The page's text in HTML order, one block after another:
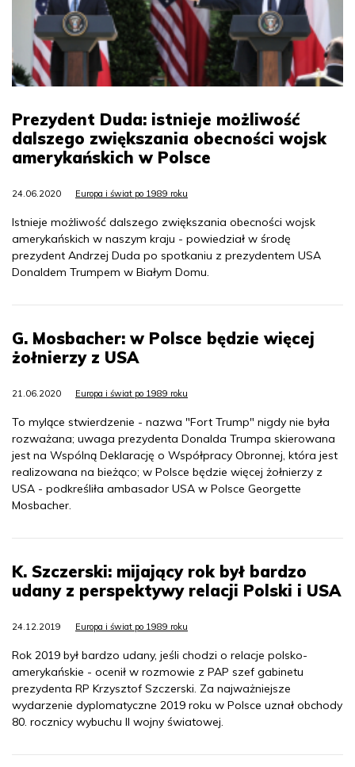
Prezydent Duda: istnieje możliwość
dalszego zwiększania obecności wojsk
amerykańskich w Polsce
24.06.2020 Europa i świat po 1989 roku
Istnieje możliwość dalszego zwiększania obecności wojsk
amerykańskich w naszym kraju - powiedział w środę
prezydent Andrzej Duda po spotkaniu z prezydentem USA
Donaldem Trumpem w Białym Domu.
G. Mosbacher: w Polsce będzie więcej
żołnierzy z USA
21.06.2020 Europa i świat po 1989 roku
To mylące stwierdzenie - nazwa "Fort Trump" nigdy nie była
rozważana; uwaga prezydenta Donalda Trumpa skierowana
jest na Wspólną Deklarację o Współpracy Obronnej, która jest
realizowana na bieżąco; w Polsce będzie więcej żołnierzy z
USA - podkreśliła ambasador USA w Polsce Georgette
Mosbacher.
K. Szczerski: mijający rok był bardzo
udany z perspektywy relacji Polski i USA
24.12.2019 Europa i świat po 1989 roku
Rok 2019 był bardzo udany, jeśli chodzi o relacje polsko-
amerykańskie - ocenił w rozmowie z PAP szef gabinetu
prezydenta RP Krzysztof Szczerski. Za najważniejsze
wydarzenie dyplomatyczne 2019 roku w Polsce uznał obchody
80. rocznicy wybuchu II wojny światowej.